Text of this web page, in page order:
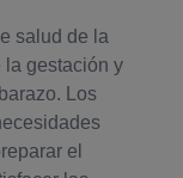
salud de la
la gestación y
Los
el